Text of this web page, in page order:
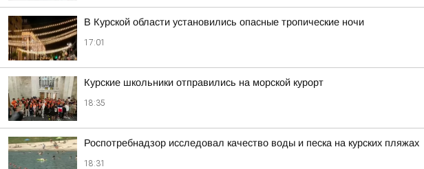
В Курской области установились опасные тропические ночи
17:01
Курские школьники отправились на морской курорт
18:35
Роспотребнадзор исследовал качество воды и песка на курских пляжах
18:31